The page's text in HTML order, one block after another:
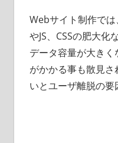
Webサイト制作で
やJS、CSSの肥大化
データ容量が大き
がかかる事も散見
いとユーザ離脱の要